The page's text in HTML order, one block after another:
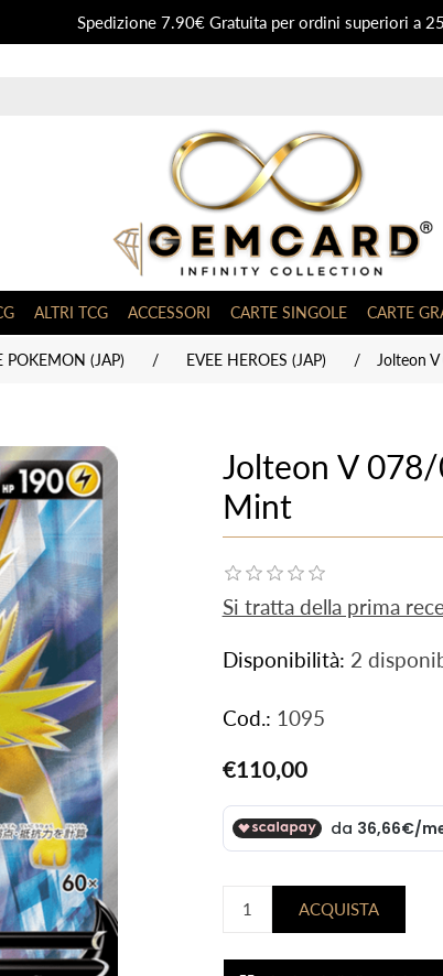
Spedizione 7.90€ Gratuita per ordini superiori a
ALTRI TCG ACCESSORI CARTE SINGOLE CARTE
POKEMON (JAP) / EVEE HEROES (JAP) / Jolteon
Jolteon V 078/
Mint
Si tratta della prima
Disponibilità: 2
Cod.: 1095
€110,00